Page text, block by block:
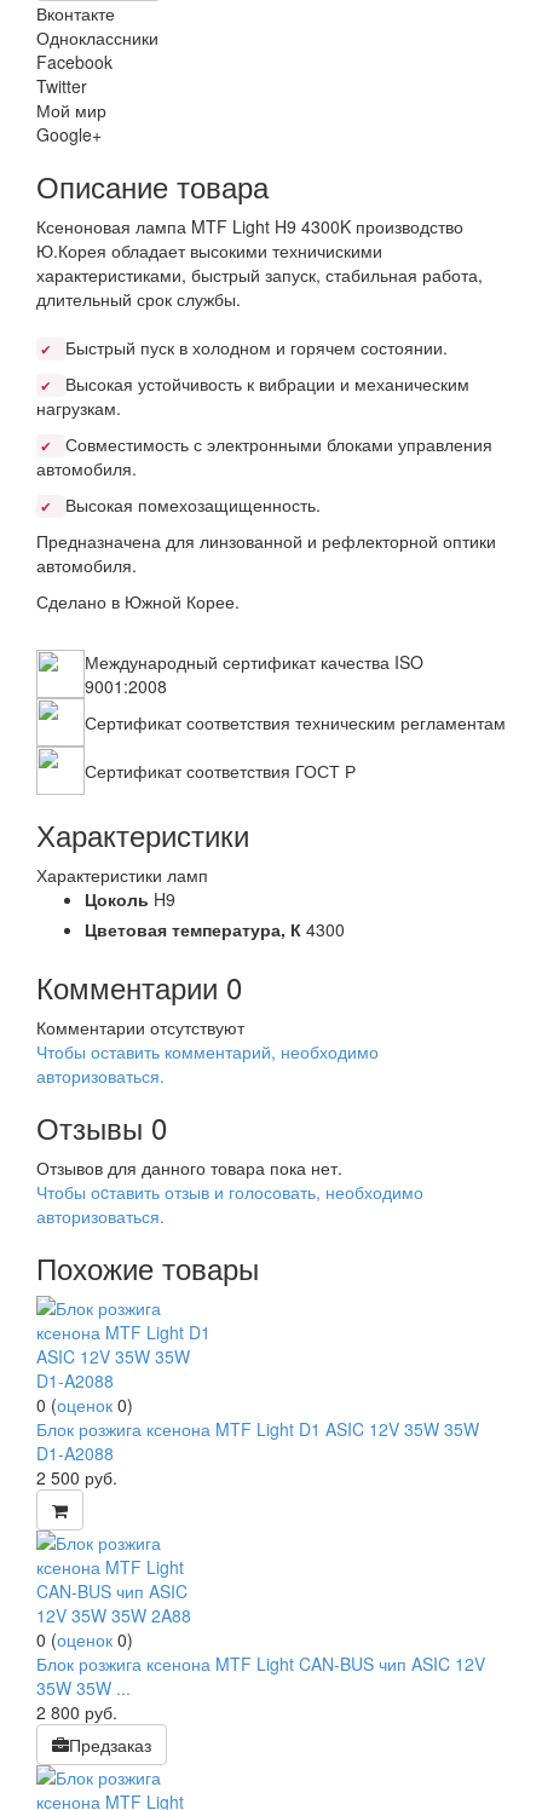
Вконтакте
Одноклассники
Facebook
Twitter
Мой мир
Google+
Описание товара
Ксеноновая лампа MTF Light H9 4300K производство
Ю.Корея обладает высокими техничискими
характеристиками, быстрый запуск, стабильная работа,
длительный срок службы.
✔ Быстрый пуск в холодном и горячем состоянии.
✔
Высокая устойчивость к вибрации и механическим
нагрузкам.
✔
Совместимость с электронными блоками управления
автомобиля.
✔
Высокая помехозащищенность.
Предназначена для линзованной и рефлекторной оптики
автомобиля.
Сделано в Южной Корее.
Международный сертификат качества ISO
9001:2008
Сертификат соответствия техническим регламентам
Сертификат соответствия ГОСТ Р
Характеристики
Характеристики ламп
Цоколь H9
Цветовая температура, К 4300
Комментарии 0
Комментарии отсутствуют
Чтобы оставить комментарий, необходимо
авторизоваться.
Отзывы 0
Отзывов для данного товара пока нет.
Чтобы оcтавить отзыв и голосовать, необходимо
авторизоваться.
Похожие товары
0 (оценок 0)
Блок розжига ксенона MTF Light D1 ASIC 12V 35W 35W
D1-A2088
2 500 руб.
0 (оценок 0)
Блок розжига ксенона MTF Light CAN-BUS чип ASIC 12V
35W 35W ...
2 800 руб.
Предзаказ